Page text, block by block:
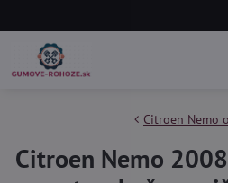
Citroen Nemo
Citroen Nemo